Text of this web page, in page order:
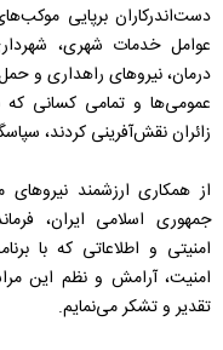
دست‌اندرکاران برپایی
عوامل خدمات شهری،
درمان، نیروهای راهداری و
عمومی‌ها و تمامی کسانی که
زائران نقش‌آفرینی کردند،
از همکاری ارزشمند
جمهوری اسلامی ایران،
امنیتی و اطلاعاتی که با
امنیت، آرامش و نظم این
تقدیر و تشکر می‌نمایم.